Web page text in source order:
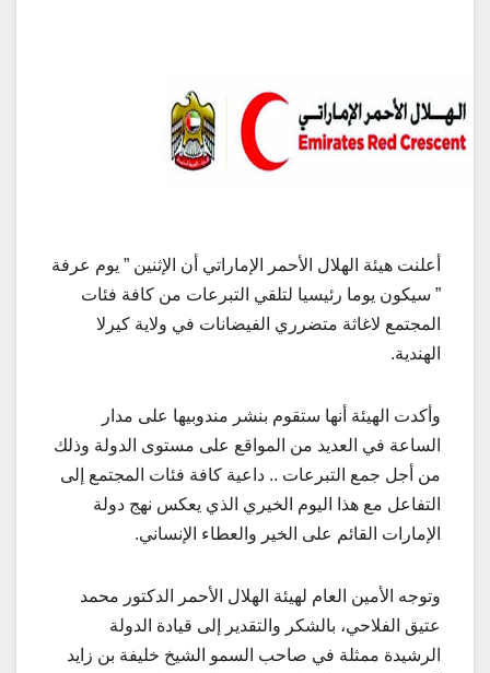
أعلنت هيئة الهلال الأحمر الإماراتي أن الإثنين ” يوم عرفة
” سيكون يوما رئيسيا لتلقي التبرعات من كافة فئات
المجتمع لاغاثة متضرري الفيضانات في ولاية كيرلا
الهندية.
وأكدت الهيئة أنها ستقوم بنشر مندوبيها على مدار
الساعة في العديد من المواقع على مستوى الدولة وذلك
من أجل جمع التبرعات .. داعية كافة فئات المجتمع إلى
التفاعل مع هذا اليوم الخيري الذي يعكس نهج دولة
الإمارات القائم على الخير والعطاء الإنساني.
وتوجه الأمين العام لهيئة الهلال الأحمر الدكتور محمد
عتيق الفلاحي، بالشكر والتقدير إلى قيادة الدولة
الرشيدة ممثلة في صاحب السمو الشيخ خليفة بن زايد